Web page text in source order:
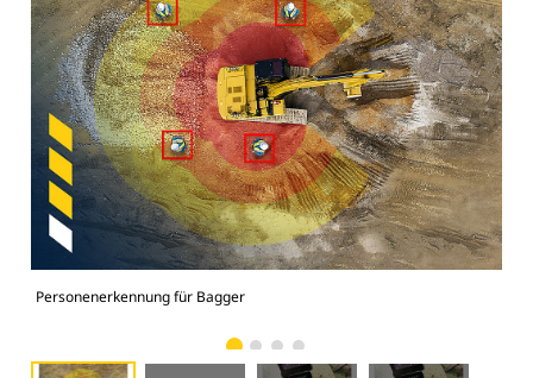
Personenerkennung für Bagger